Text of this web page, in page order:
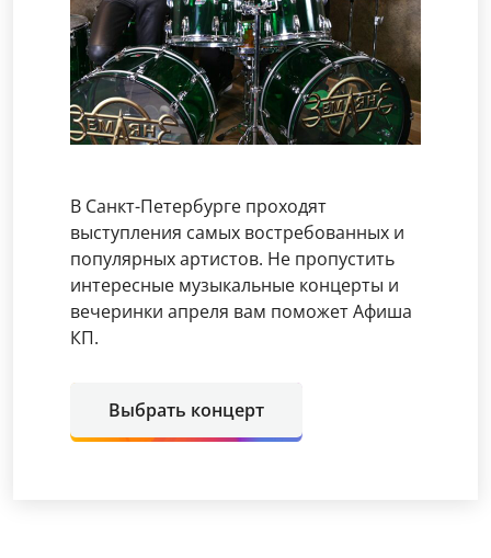
В Санкт-Петербурге проходят
выступления самых востребованных и
популярных артистов. Не пропустить
интересные музыкальные концерты и
вечеринки апреля вам поможет Афиша
КП.
Выбрать концерт